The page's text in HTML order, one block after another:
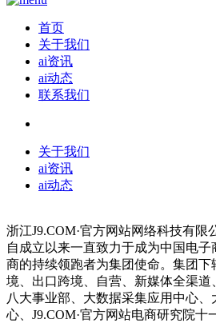
首页
关于我们
ai资讯
ai动态
联系我们
关于我们
ai资讯
ai动态
浙江J9.COM·官方网站网络科技有限
自成立以来一直致力于成为中国电
商的持续领跑者为集团使命。集团下
境、出口跨境、自营、新媒体全渠道
八大事业部、大数据采集应用中心、
心、J9.COM·官方网站电商研究院十